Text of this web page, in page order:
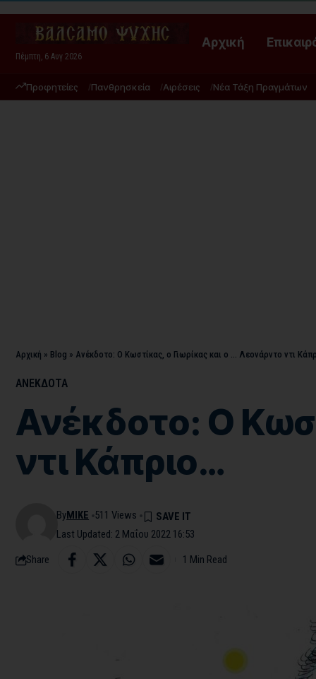
Πέμπτη, 6 Αυγ 2026
Αρχική
Προφητείες Πανθρησκεία Αιρέσεις Νέα Τάξη Πραγμάτων
Αρχική » Blog » Ανέκδοτο: Ο Κωστίκας, ο Γιωρίκας και ο … Λεονάρντο ντι
ΑΝΕΚΔΟΤΑ
Ανέκδοτο: Ο
ντι Κάπριο…
Last Updated: 2 Μαΐου 2022 16:53
ByMIKE 511 Views
Share 1 Min Read